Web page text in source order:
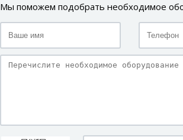
Мы поможем подобрать необходимое